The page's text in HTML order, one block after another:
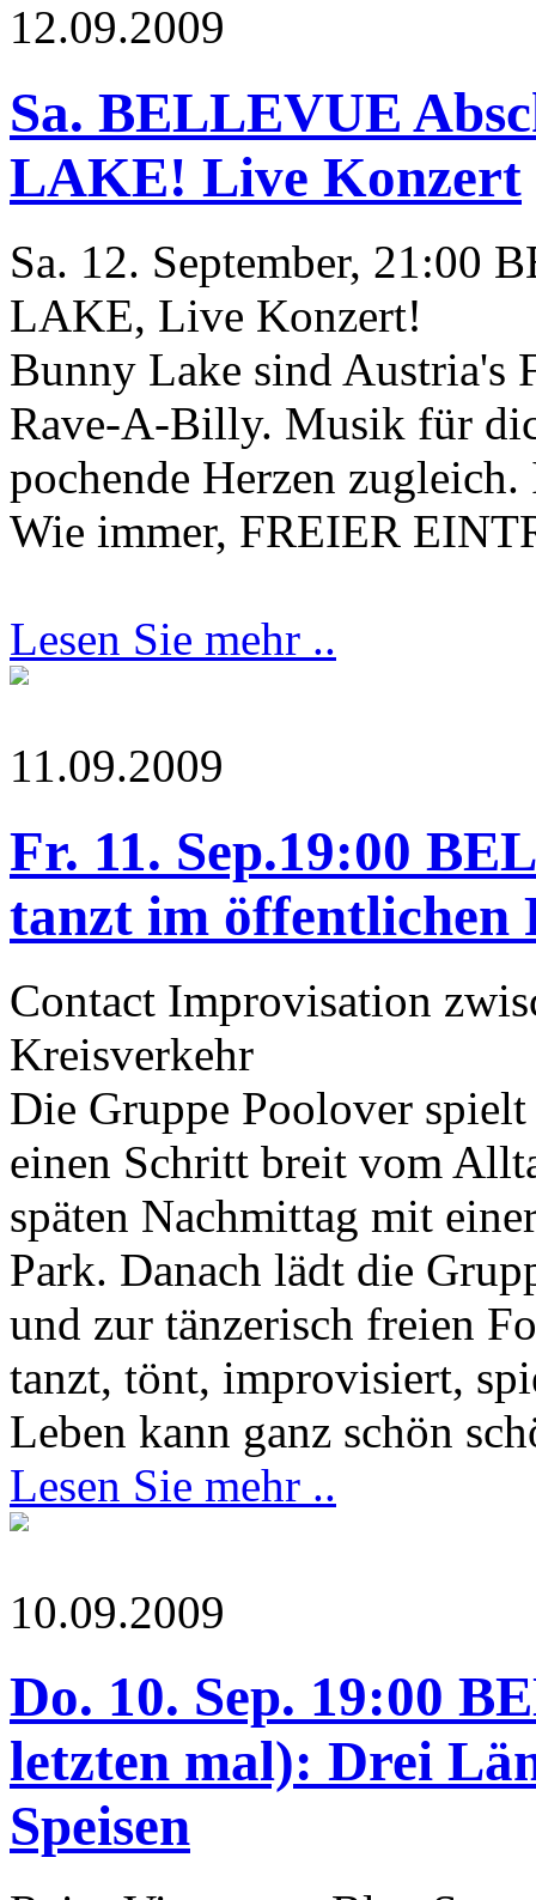
12.09.2009
Sa. BELLEVUE
LAKE! Live Konzert
Sa. 12. September, 21:00
LAKE, Live Konzert!
Bunny Lake sind Austria's
Rave-A-Billy. Musik für
pochende Herzen
Wie immer, FREIER
Lesen Sie mehr ..
11.09.2009
Fr. 11. Sep.19:00
tanzt im öffentlichen
Contact Improvisation
Kreisverkehr
Die Gruppe Poolover
einen Schritt breit vom
späten Nachmittag mit
Park. Danach lädt die
und zur tänzerisch freien
tanzt, tönt, improvisiert,
Leben kann ganz schön
Lesen Sie mehr ..
10.09.2009
Do. 10. Sep. 19:00
letzten mal): Drei
Speisen